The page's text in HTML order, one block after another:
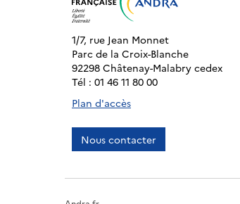
1/7, rue Jean Monnet
Parc de la Croix-Blanche
92298 Châtenay-Malabry cedex
Tél : 01 46 11 80 00
Plan d'accès
Nous contacter